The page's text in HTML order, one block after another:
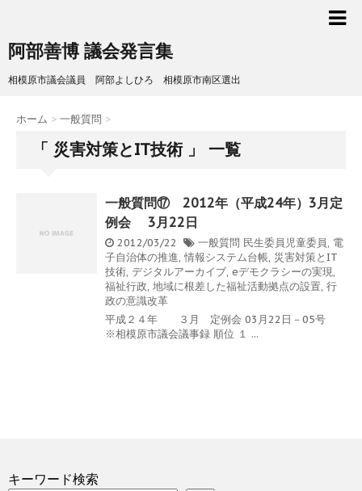
阿部善博 議会発言集
相模原市議会議員 阿部よしひろ 相模原市南区選出
ホーム > 一般質問 >
「 災害対策とIT技術 」 一覧
一般質問⑰ 2012年（平成24年）3月定
例会 3月22日
2012/03/22 一般質問 民生委員児童委員, 電
子自治体の推進, 情報システム台帳, 災害対策とIT
技術, デジタルアーカイブ, eデモクラシーの実現,
福祉行政, 地域に根差した福祉活動拠点の設置, 行
政の意識改革
平成２４年 ３月 定例会 03月22日－05号
※相模原市議会議事録 順位 １ ...
キーワード検索